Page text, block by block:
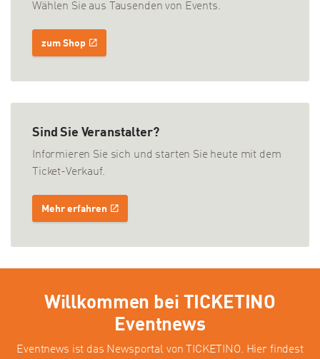
Wählen Sie aus Tausenden von Events.
zum Shop
Sind Sie Veranstalter?
Informieren Sie sich und starten Sie heute mit dem
Ticket-Verkauf.
Mehr erfahren
Willkommen bei TICKETINO
Eventnews
Eventnews ist das Newsportal von TICKETINO. Hier findest